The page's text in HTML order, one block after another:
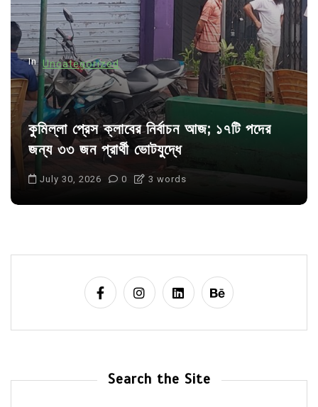
i
o
n
In Uncategorized
কুমিল্লা প্রেস ক্লাবের নির্বাচন আজ; ১৭টি পদের
জন্য ৩৩ জন প্রার্থী ভোটযুদ্ধে
July 30, 2026 0 3 words
Search the Site